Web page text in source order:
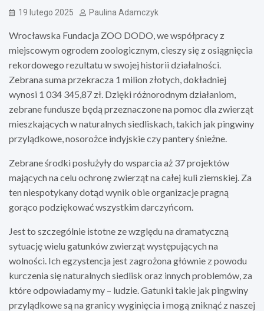
19 lutego 2025 Paulina Adamczyk
Wrocławska Fundacja ZOO DODO, we współpracy z
miejscowym ogrodem zoologicznym, cieszy się z osiągnięcia
rekordowego rezultatu w swojej historii działalności.
Zebrana suma przekracza 1 milion złotych, dokładniej
wynosi 1 034 345,87 zł. Dzięki różnorodnym działaniom,
zebrane fundusze będą przeznaczone na pomoc dla zwierząt
mieszkających w naturalnych siedliskach, takich jak pingwiny
przylądkowe, nosorożce indyjskie czy pantery śnieżne.
Zebrane środki posłużyły do wsparcia aż 37 projektów
mających na celu ochronę zwierząt na całej kuli ziemskiej. Za
ten niespotykany dotąd wynik obie organizacje pragną
gorąco podziękować wszystkim darczyńcom.
Jest to szczególnie istotne ze względu na dramatyczną
sytuację wielu gatunków zwierząt występujących na
wolności. Ich egzystencja jest zagrożona głównie z powodu
kurczenia się naturalnych siedlisk oraz innych problemów, za
które odpowiadamy my – ludzie. Gatunki takie jak pingwiny
przylądkowe są na granicy wyginięcia i mogą zniknąć z naszej